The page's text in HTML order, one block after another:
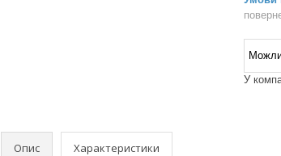
У
Опис Характеристики